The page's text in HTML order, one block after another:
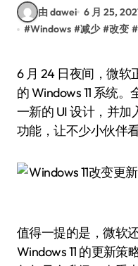
由 dawei 6 月 25,
#Windows #减少 #改变 #
6 月 24 日夜间，微软正式发布了备受关注
的 Windows 11 系统。
一新的 UI 设计，并加
功能，让不少小伙伴
值得一提的是，微软
Windows 11 的更新策